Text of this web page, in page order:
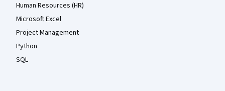
Human Resources (HR)
Microsoft Excel
Project Management
Python
SQL